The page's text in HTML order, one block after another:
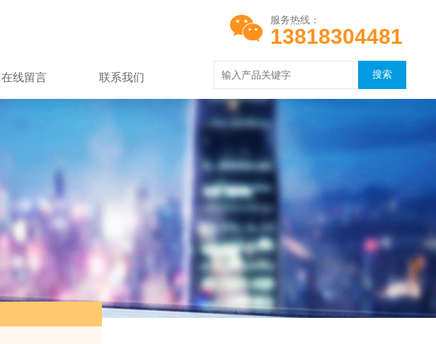
服务热线：
13818304481
在线留言 联系我们